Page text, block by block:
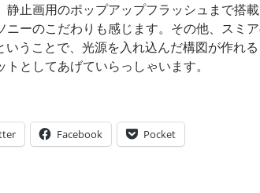
静止画用のポップアップフラッシュまで搭
ニーのこだわりも感じます。その他、スミ
いうことで、光源を入れ込んだ構図が作れ
トとしてあげていらっしゃいます。
Facebook Pocket